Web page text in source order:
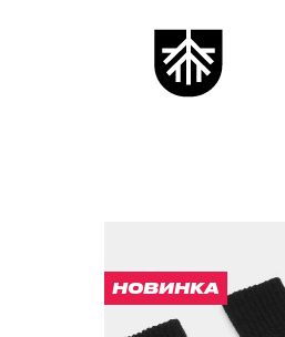
НОВИНКА
ВАРЕЖКИ "CULT"